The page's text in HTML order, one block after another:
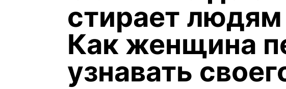
стирает
Как женщина
узнавать